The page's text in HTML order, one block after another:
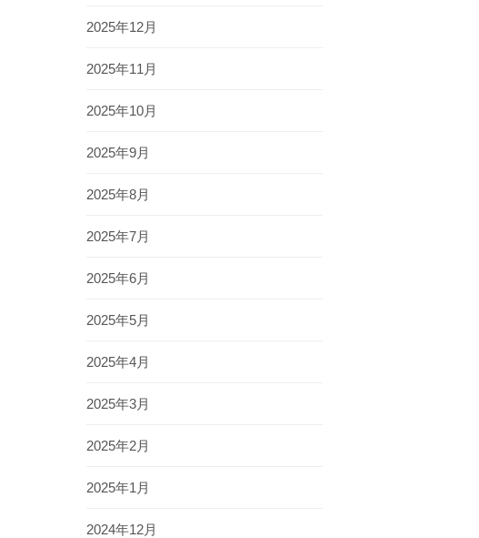
2025年12月
2025年11月
2025年10月
2025年9月
2025年8月
2025年7月
2025年6月
2025年5月
2025年4月
2025年3月
2025年2月
2025年1月
2024年12月